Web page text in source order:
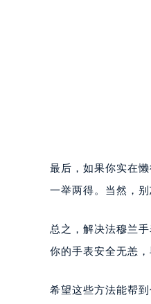
海
唐
台
内
甘
重
黑
黑
黑
黑
最后，如果你实在
一举两得。当然，
总之，解决法穆兰
你的手表安全无恙
希望这些方法能帮